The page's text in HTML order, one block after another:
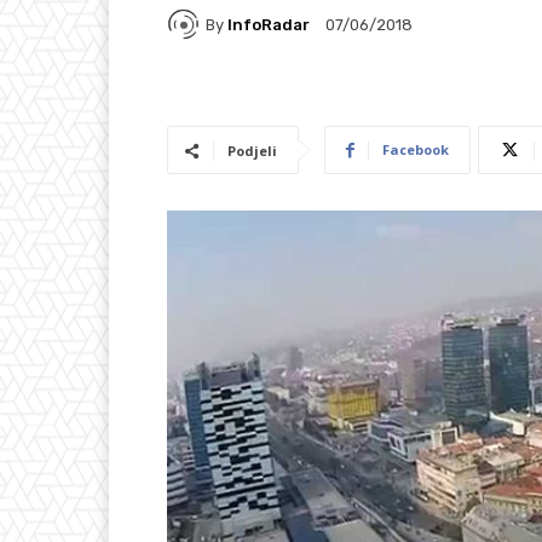
By InfoRadar 07/06/2018
Podjeli Facebook